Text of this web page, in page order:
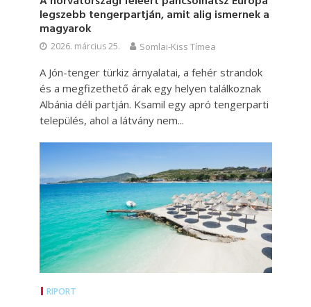
legszebb tengerpartján, amit alig ismernek a
magyarok
2026. március 25. Somlai-Kiss Tímea
A Jón-tenger türkiz árnyalatai, a fehér strandok
és a megfizethető árak egy helyen találkoznak
Albánia déli partján. Ksamil egy apró tengerparti
település, ahol a látvány nem...
RIPORT